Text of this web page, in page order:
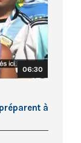
06:30
à